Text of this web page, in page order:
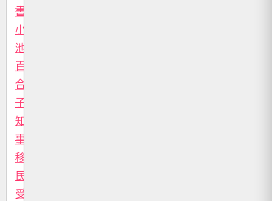
書
小
池
百
合
子
知
事、
移
民
受